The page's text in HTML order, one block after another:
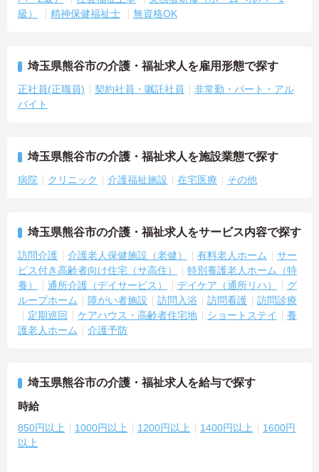
級）
精神保健福祉士 無資格OK
埼玉県熊谷市の介護・福祉求人を雇用形態で探す
正社員(正職員) 契約社員・嘱託社員
非常勤・パート・アル
バイト
埼玉県熊谷市の介護・福祉求人を施設業態で探す
病院 クリニック 介護福祉施設 在宅医療 その他
埼玉県熊谷市の介護・福祉求人をサービス内容で探す
訪問介護 介護老人保健施設（老健） 有料老人ホーム
サー
ビス付き高齢者向け住宅（サ高住）
特別養護老人ホーム（特
養）
通所介護（デイサービス） デイケア（通所リハ）
グ
ループホーム
障がい者施設 訪問入浴 訪問看護
訪問診療
定期巡回
ケアハウス・高齢者住宅地 ショートステイ
養
護老人ホーム
介護予防
埼玉県熊谷市の介護・福祉求人を給与で探す
時給
850円以上 1000円以上 1200円以上 1400円以上
1600円
以上